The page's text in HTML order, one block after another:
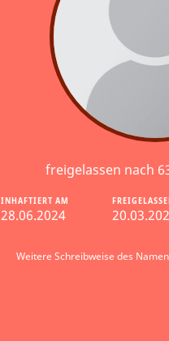
freigelassen nach
INHAFTIERT AM
28.06.2024
Weitere Schreibweise des